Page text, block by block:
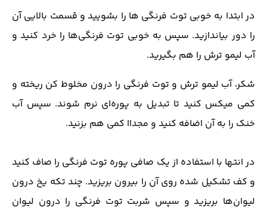
در ابتدا به خوبی توت فرنگی ها را بشویید و قسمت بالایی آن
را دور بیاندازید. سپس به خوبی توت فرنگی‌ها را خرد کنید و
آب لیمو ترش را هم بگیرید.
شکر، آب لیمو ترش و توت فرنگی را درون مخلوط کن ریخته و
کمی میکس کنید تا تبدیل به پوره‌ای نرم شوند. سپس آب
خنک را به آن اضافه کنید و مجداا کمی هم بزنید.
در انتها با استفاده از یک صافی پوره توت فرنگی را صاف کنید
و کف تشکیل شده روی آن را بیرون بریزید. چند تکه یخ درون
لیوان‌ها بریزید و سپس شربت توت فرنگی را درون لیوان